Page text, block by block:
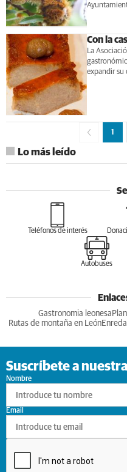
Con la
La
expandir su
1
Lo más leído
Teléfonos de interés
Autobuses
Gastronomia leonesa
Rutas de montaña en León
Suscríbete a
Nombre
Email